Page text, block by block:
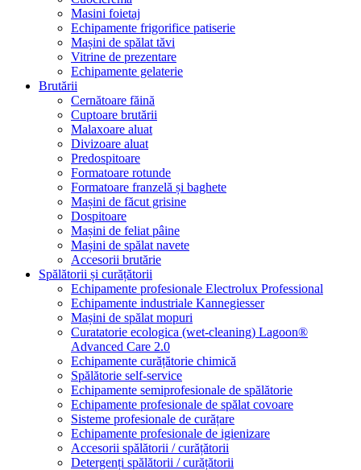
Masini foietaj
Echipamente frigorifice patiserie
Mașini de spălat tăvi
Vitrine de prezentare
Echipamente gelaterie
Brutării
Cernătoare făină
Cuptoare brutării
Malaxoare aluat
Divizoare aluat
Predospitoare
Formatoare rotunde
Formatoare franzelă și baghete
Mașini de făcut grisine
Dospitoare
Mașini de feliat pâine
Mașini de spălat navete
Accesorii brutărie
Spălătorii și curățătorii
Echipamente profesionale Electrolux Professional
Echipamente industriale Kannegiesser
Mașini de spălat mopuri
Curatatorie ecologica (wet-cleaning) Lagoon®
Advanced Care 2.0
Echipamente curățătorie chimică
Spălătorie self-service
Echipamente semiprofesionale de spălătorie
Echipamente profesionale de spălat covoare
Sisteme profesionale de curățare
Echipamente profesionale de igienizare
Accesorii spălătorii / curățătorii
Detergenți spălătorii / curățătorii